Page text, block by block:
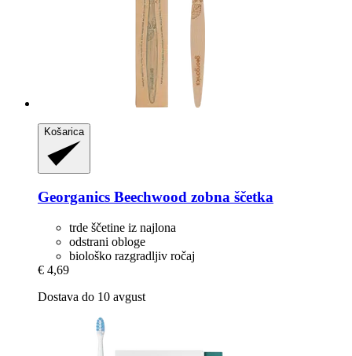
Košarica
Georganics Beechwood zobna ščetka
trde ščetine iz najlona
odstrani obloge
biološko razgradljiv ročaj
€ 4,69
Dostava do 10 avgust